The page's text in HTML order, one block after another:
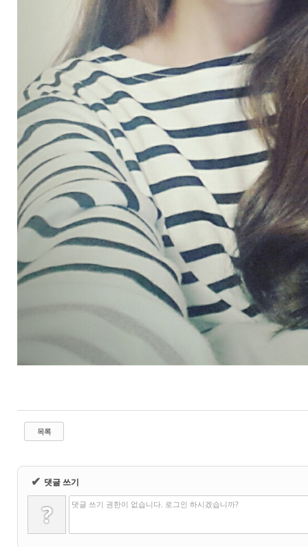
목록
✔ 댓글 쓰기
? 댓글 쓰기 권한이 없습니다. 로그인 하시겠습니까?